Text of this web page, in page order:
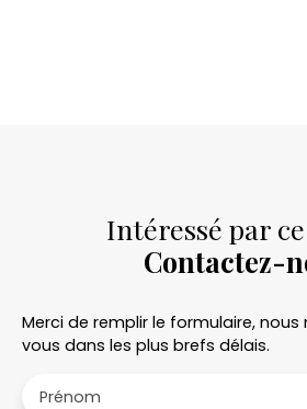
Intéressé par
Contactez-
Merci de remplir le formulaire, nous
vous dans les plus brefs délais.
Prénom